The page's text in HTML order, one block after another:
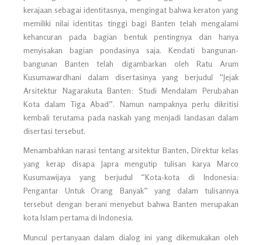
kerajaan sebagai identitasnya, mengingat bahwa keraton yang
memiliki nilai identitas tinggi bagi Banten telah mengalami
kehancuran pada bagian bentuk pentingnya dan hanya
menyisakan bagian pondasinya saja. Kendati bangunan-
bangunan Banten telah digambarkan oleh Ratu Arum
Kusumawardhani dalam disertasinya yang berjudul “Jejak
Arsitektur Nagarakuta Banten: Studi Mendalam Perubahan
Kota dalam Tiga Abad”. Namun nampaknya perlu dikritisi
kembali terutama pada naskah yang menjadi landasan dalam
disertasi tersebut.
Menambahkan narasi tentang arsitektur Banten, Direktur kelas
yang kerap disapa Japra mengutip tulisan karya Marco
Kusumawijaya yang berjudul “Kota-kota di Indonesia:
Pengantar Untuk Orang Banyak” yang dalam tulisannya
tersebut dengan berani menyebut bahwa Banten merupakan
kota Islam pertama di Indonesia.
Muncul pertanyaan dalam dialog ini yang dikemukakan oleh